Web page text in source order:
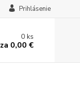
Prihlásenie
0ks
za 0,00 €